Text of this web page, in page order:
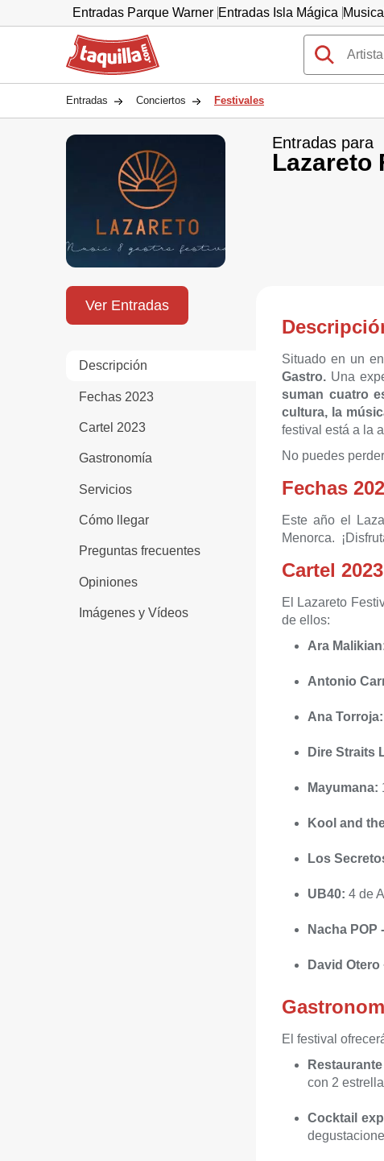
Entradas Parque Warner Entradas Isla Mágica
Taquilla.com
Entradas Conciertos Festivales
Entradas para
Lazareto
Ver Entradas
Descripción
Fechas 2023
Cartel 2023
Gastronomía
Servicios
Cómo llegar
Preguntas frecuentes
Opiniones
Imágenes y Vídeos
Situado en un
Gastro. Una
suman cuatro
cultura, la
festival está a la
No puedes
Fechas
Este año el
Menorca.
Cartel 2023
El Lazareto
de ellos:
Ara
Antonio
Ana Torroja:
Dire Straits
Mayumana:
Kool and
Los
UB40: 4 de
Nacha POP
David Otero
El festival
con 2
Cocktail